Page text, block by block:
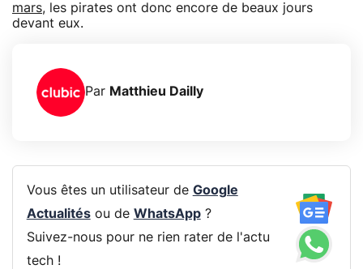
mars, les pirates ont donc encore de beaux jours
devant eux.
Par Matthieu Dailly
Vous êtes un utilisateur de Google
Actualitésou de WhatsApp?
Suivez-nous pour ne rien rater de l'actu
tech !